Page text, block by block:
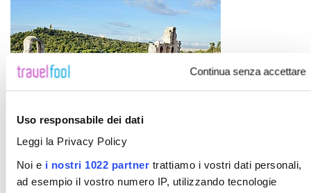
Continua senza accettare
Uso responsabile dei dati
Leggi la Privacy Policy
Noi e i nostri 1022 partnertrattiamo i vostri dati personali,
ad esempio il vostro numero IP, utilizzando tecnologie
GRECIA: TOUR GRAN TOUR DELLA GRECIA